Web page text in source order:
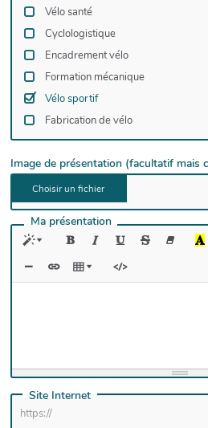
Vélo santé
Cyclologistique
Encadrement vélo
Formation mécanique
Vélo sportif
Fabrication de vélo
Image de présentation (facultatif mais
Ma présentation
Site Internet